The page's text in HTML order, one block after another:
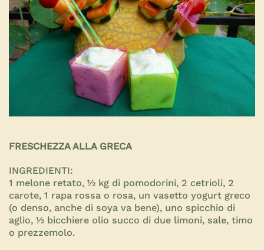
FRESCHEZZA ALLA GRECA
INGREDIENTI:
1 melone retato, ½ kg di pomodorini, 2 cetrioli, 2
carote, 1 rapa rossa o rosa, un vasetto yogurt greco
(o denso, anche di soya va bene), uno spicchio di
aglio, ½ bicchiere olio succo di due limoni, sale, timo
o prezzemolo.